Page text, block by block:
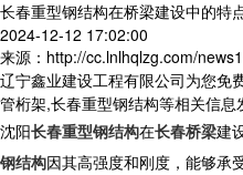
长春重型钢结构在桥梁建设中的特
2024-12-12 17:02:00
来源：http://cc.lnlhqlzg.com/
辽宁鑫业建设工程有限公司为您免
管桁架,长春重型钢结构等相关信息
沈阳长春重型钢结构在长春桥梁建
钢结构因其高强度和刚度，能够承